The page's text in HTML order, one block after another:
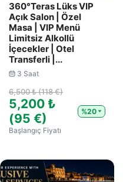
360°Teras Lüks VIP
Açık Salon | Özel
Masa | VIP Menü
Limitsiz Alkollü
İçecekler | Otel
Transferli |...
3 Saat
6,500 ₺ (118 €)
5,200 ₺
(95 €)
%20
Başlangıç Fiyatı